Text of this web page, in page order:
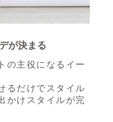
が決まる
の主役になるイー
るだけでスタイル
かけスタイルが完